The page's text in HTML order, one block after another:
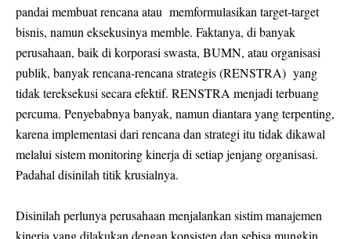
pandai membuat rencana atau memformulasikan target-target
bisnis, namun eksekusinya memble. Faktanya, di banyak
perusahaan, baik di korporasi swasta, BUMN, atau organisasi
publik, banyak rencana-rencana strategis (RENSTRA) yang
tidak tereksekusi secara efektif. RENSTRA menjadi terbuang
percuma. Penyebabnya banyak, namun diantara yang terpenting,
karena implementasi dari rencana dan strategi itu tidak dikawal
melalui sistem monitoring kinerja di setiap jenjang organisasi.
Padahal disinilah titik krusialnya.
Disinilah perlunya perusahaan menjalankan sistim manajemen
kinerja yang dilakukan dengan konsisten dan sebisa mungkin